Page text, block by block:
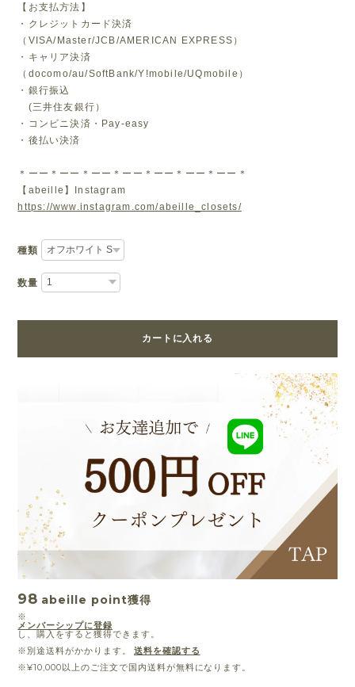
【お支払方法】
・クレジットカード決済
（VISA/Master/JCB/AMERICAN EXPRESS）
・キャリア決済
（docomo/au/SoftBank/Y!mobile/UQmobile）
・銀行振込
(三井住友銀行）
・コンビニ決済・Pay-easy
・後払い決済
＊ーー＊ーー＊ーー＊ーー＊ーー＊ーー＊ーー＊
【abeille】Instagram
https://www.instagram.com/abeille_closets/
種類
数量
カートに入れる
98 abeille point獲得
※
メンバーシップに登録
し、購入をすると獲得できます。
※別途送料がかかります。
送料を確認する
※¥10,000以上のご注文で国内送料が無料になります。